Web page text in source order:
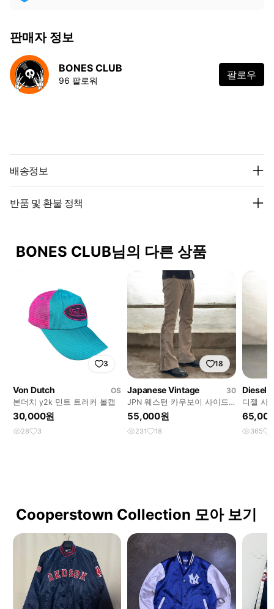
판매자 정보
BONES CLUB
96 팔로워 팔로우
배송정보
반품 및 환불 정책
BONES CLUB님의 다른 상품
3
Von Dutch
OS
본더치 y2k 민트 트러커 볼캡
30,000원
28 3
18
Japanese Vintage
30
JPN 웨스턴 카우보이 사이드
디테일 플레어 부츠컷 팬츠
55,000원
231 18
Diesel
디젤 사
365
Cooperstown Collection 모아 보기